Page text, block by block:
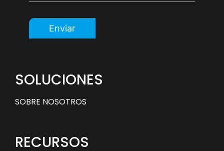
Enviar
SOLUCIONES
SOBRE NOSOTROS
RECURSOS